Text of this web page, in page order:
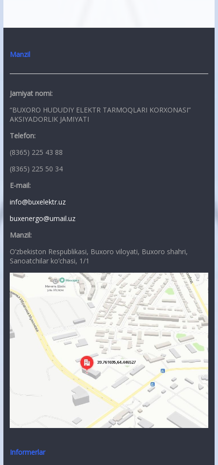
Manzil
Jamiyat nomi:
“BUXORO HUDUDIY ELEKTR TARMOQLARI KORXONASI”
AKSIYADORLIK JAMIYATI
Telefon:
(8365) 225 43 88
(8365) 225 50 34
E-mail:
info@buxelektr.uz
buxenergo@umail.uz
Manzil:
O’zbekiston Respublikasi, Buxoro viloyati, Buxoro shahri,
Sanoatchilar ko’chasi, 1/1
Informerlar